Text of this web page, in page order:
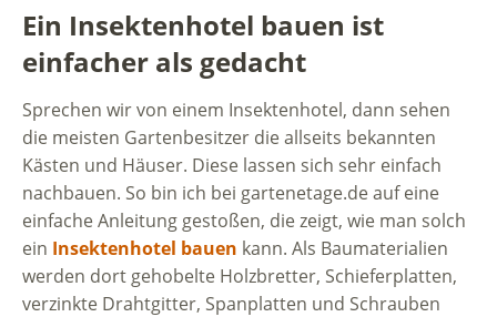
Ein Insektenhotel bauen ist
einfacher als gedacht
Sprechen wir von einem Insektenhotel, dann sehen
die meisten Gartenbesitzer die allseits bekannten
Kästen und Häuser. Diese lassen sich sehr einfach
nachbauen. So bin ich bei gartenetage.de auf eine
einfache Anleitung gestoßen, die zeigt, wie man solch
ein Insektenhotel bauen kann. Als Baumaterialien
werden dort gehobelte Holzbretter, Schieferplatten,
verzinkte Drahtgitter, Spanplatten und Schrauben